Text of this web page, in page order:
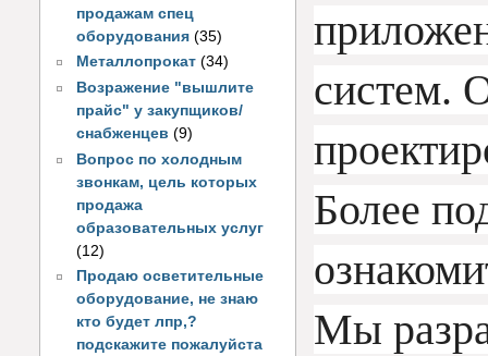
продажам спец
оборудования (35)
Металлопрокат (34)
Возражение "вышлите
прайс" у закупщиков/
снабженцев (9)
Вопрос по холодным
звонкам, цель которых
продажа
образовательных услуг
(12)
Продаю осветительные
оборудование, не знаю
кто будет лпр,?
подскажите пожалуйста
систем.
Более
Мы